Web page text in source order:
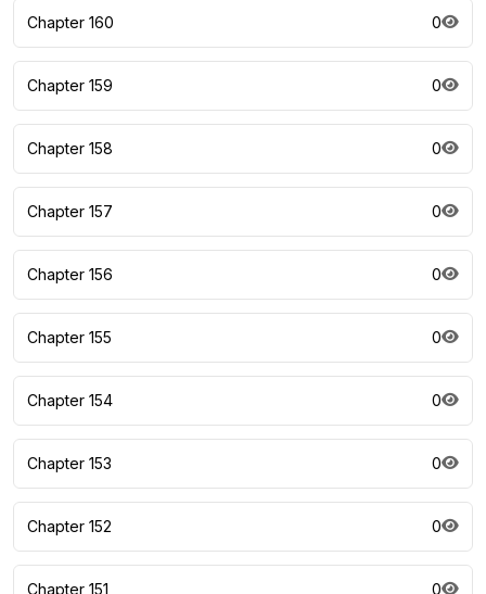
Chapter 160 0
Chapter 159 0
Chapter 158 0
Chapter 157 0
Chapter 156 0
Chapter 155 0
Chapter 154 0
Chapter 153 0
Chapter 152 0
Chapter 151 0